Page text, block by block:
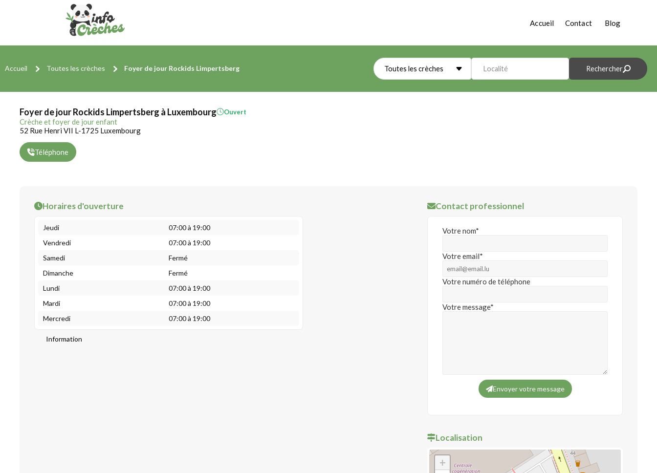
Accueil Contact Blog
Accueil Toutes les crèches Foyer de jour Rockids Limpertsberg Toutes les crèches Localité Rechercher
Foyer de jour Rockids Limpertsberg à Luxembourg Ouvert
Crèche et foyer de jour enfant
52 Rue Henri VII L-1725 Luxembourg
Téléphone
Horaires d'ouverture
Jeudi
07:00 à 19:00
Vendredi
07:00 à 19:00
Samedi
Fermé
Dimanche
Fermé
Lundi
07:00 à 19:00
Mardi
07:00 à 19:00
Mercredi
07:00 à 19:00
Information
Contact professionnel
Votre nom*
Votre email*
Votre numéro de téléphone
Votre message*
Envoyer votre message
Localisation
+